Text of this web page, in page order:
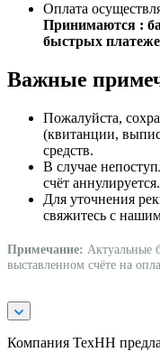
Оплата
Принимаются :
быстрых
Важные
Пожалуйста,
(квитанции,
средств.
В случае
счёт аннулируется.
Для уточнения
свяжитесь с
Примечание: Актуальные
выставленном счёте на
Компания ТехНН